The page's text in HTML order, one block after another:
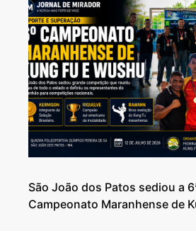
São João dos Patos sediou a
Campeonato Maranhense de